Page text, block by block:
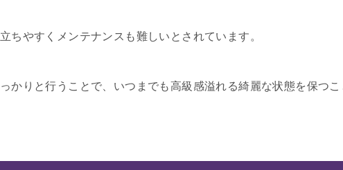
ちやすくメンテナンスも難しいとされています。
かりと行うことで、いつまでも高級感溢れる綺麗な状態を保つこ